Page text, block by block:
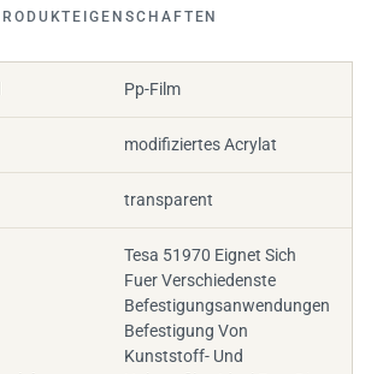
Pp-Film
modifiziertes Acrylat
transparent
Tesa 51970 Eignet Sich
Fuer Verschiedenste
Befestigungsanwendungen
Befestigung Von
Kunststoff- Und